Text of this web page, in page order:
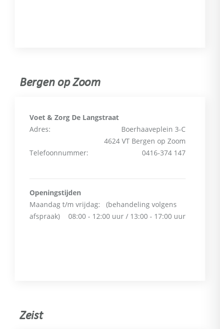
Bergen op Zoom
Voet & Zorg De Langstraat
Adres:
Boerhaaveplein 3-C
4624 VT Bergen op Zoom
Telefoonnummer:
0416-374 147
Openingstijden
Maandag t/m vrijdag:
08:00 - 12:00 uur / 13:00 - 17:00 uur
(behandeling volgens
afspraak)
Zeist